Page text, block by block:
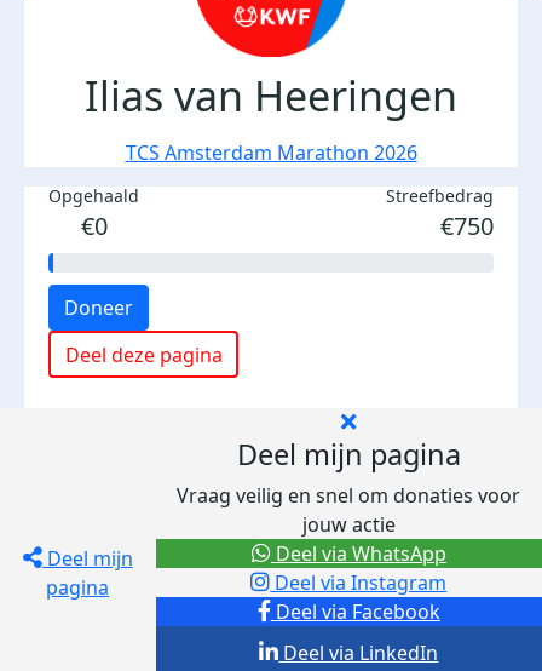
Ilias van Heeringen
TCS Amsterdam Marathon 2026
Opgehaald
€0
Streefbedrag
€750
Doneer
Deel deze pagina
Deel mijn
pagina
Deel mijn pagina
Vraag veilig en snel om donaties voor
jouw actie
Deel via Facebook
Deel via Instagram
Deel via LinkedIn
Deel via WhatsApp